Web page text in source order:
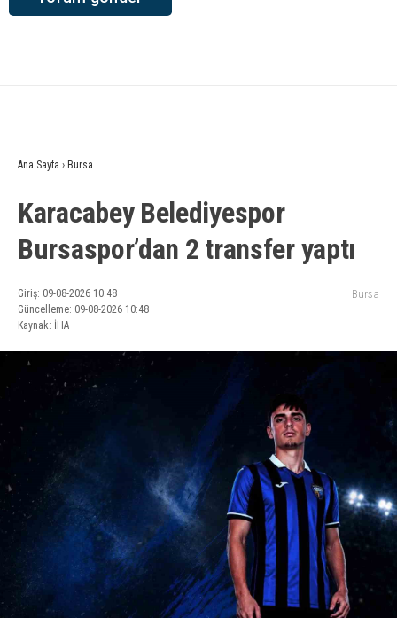
Ana Sayfa › Bursa
Karacabey Belediyespor
Bursaspor’dan 2 transfer yaptı
Giriş: 09-08-2026 10:48
Güncelleme: 09-08-2026 10:48
Kaynak: İHA
Bursa